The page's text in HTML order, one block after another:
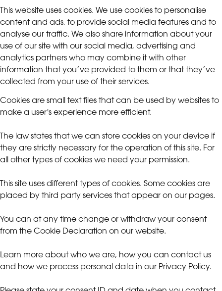
This website uses cookies. We use cookies to personalise
content and ads, to provide social media features and to
analyse our traffic. We also share information about your
use of our site with our social media, advertising and
analytics partners who may combine it with other
information that you’ve provided to them or that they’ve
collected from your use of their services.
Cookies are small text files that can be used by websites to
make a user's experience more efficient.
The law states that we can store cookies on your device if
they are strictly necessary for the operation of this site. For
all other types of cookies we need your permission.
This site uses different types of cookies. Some cookies are
placed by third party services that appear on our pages.
You can at any time change or withdraw your consent
from the Cookie Declaration on our website.
Learn more about who we are, how you can contact us
and how we process personal data in our Privacy Policy.